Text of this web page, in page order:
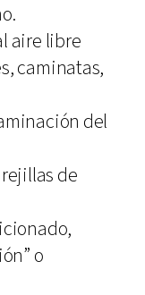
aire libre
caminatas,
del
de
o